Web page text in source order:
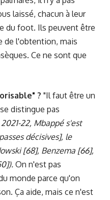
laissé, chacun à leur
du foot. Ils peuvent être
de l'obtention, mais
Ce ne sont que
? "Il faut être un
distingue pas
22, Mbappé s'est
décisives], le
[68], Benzema [66],
On n'est pas
monde parce qu'on
Ça aide, mais ce n'est